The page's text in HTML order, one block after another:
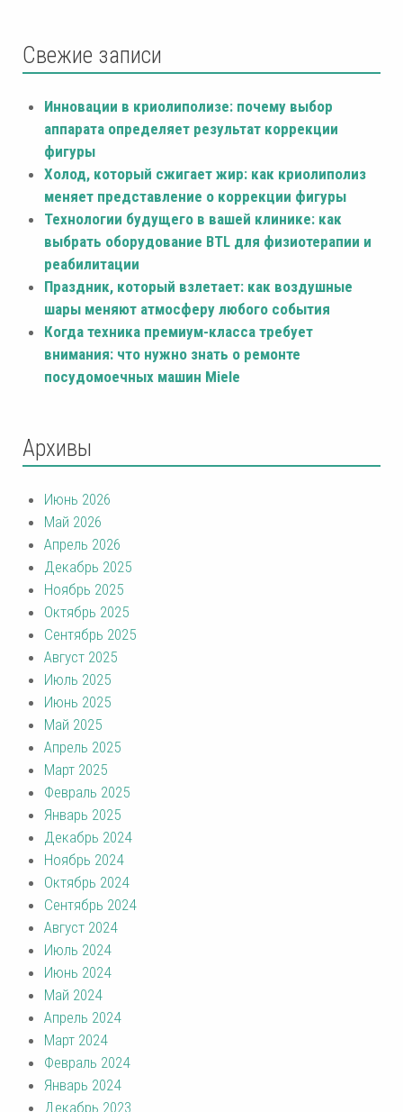
Свежие записи
Инновации в криолиполизе: почему выбор
аппарата определяет результат коррекции
фигуры
Холод, который сжигает жир: как криолиполиз
меняет представление о коррекции фигуры
Технологии будущего в вашей клинике: как
выбрать оборудование BTL для физиотерапии и
реабилитации
Праздник, который взлетает: как воздушные
шары меняют атмосферу любого события
Когда техника премиум-класса требует
внимания: что нужно знать о ремонте
посудомоечных машин Miele
Архивы
Июнь 2026
Май 2026
Апрель 2026
Декабрь 2025
Ноябрь 2025
Октябрь 2025
Сентябрь 2025
Август 2025
Июль 2025
Июнь 2025
Май 2025
Апрель 2025
Март 2025
Февраль 2025
Январь 2025
Декабрь 2024
Ноябрь 2024
Октябрь 2024
Сентябрь 2024
Август 2024
Июль 2024
Июнь 2024
Май 2024
Апрель 2024
Март 2024
Февраль 2024
Январь 2024
Декабрь 2023